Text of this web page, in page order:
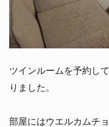
ツインルームを予約し
りました。
部屋にはウエルカムチ